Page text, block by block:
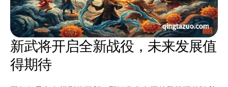
新武将开启全新战役，未来发展值
得期待